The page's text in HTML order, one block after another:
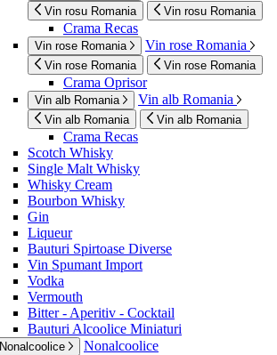
Vin rosu Romania Vin rosu Romania
Crama Recas
Vin rose Romania Vin rose Romania
Vin rose Romania Vin rose Romania
Crama Oprisor
Vin alb Romania Vin alb Romania
Vin alb Romania Vin alb Romania
Crama Recas
Scotch Whisky
Single Malt Whisky
Whisky Cream
Bourbon Whisky
Gin
Liqueur
Bauturi Spirtoase Diverse
Vin Spumant Import
Vodka
Vermouth
Bitter - Aperitiv - Cocktail
Bauturi Alcoolice Miniaturi
Nonalcoolice Nonalcoolice